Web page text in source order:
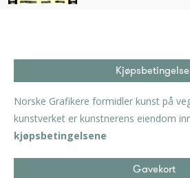
Norske Grafikere formidler kunst på
kunstverket er kunstnerens eiendom
kjøpsbetingelsene
Gavekort